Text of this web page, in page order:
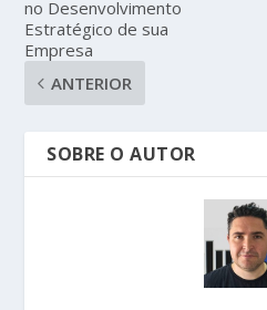
no Desenvolvimento
Estratégico de sua
Empresa
ANTERIOR
SOBRE O AUTOR